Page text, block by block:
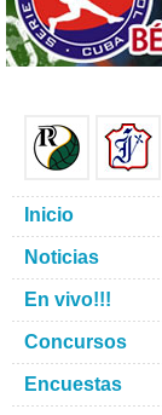
Inicio
Noticias
En vivo!!!
Concursos
Encuestas